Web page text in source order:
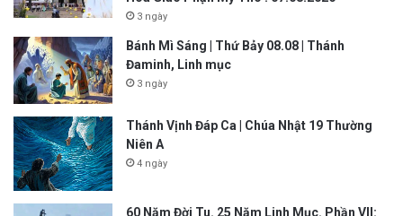
3 ngày
Bánh Mì Sáng | Thứ Bảy 08.08 | Thánh
Đaminh, Linh mục
3 ngày
Thánh Vịnh Đáp Ca | Chúa Nhật 19 Thường
Niên A
4 ngày
60 Năm Đời Tu. 25 Năm Linh Mục. Phần VII: